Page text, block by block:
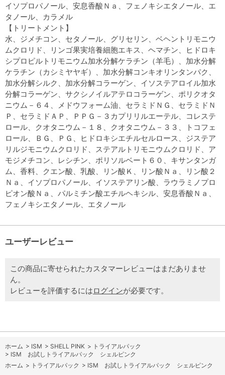
イソプロパノール、安息香酸Ｎａ、フェノキシエタノール、エ
タノール、カラメル
【トリートメント】
水、ジメチコン、セタノール、グリセリン、ベヘントリモニウ
ムクロリド、リンゴ果実培養細胞エキス、ヘマチン、ヒドロキ
シプロピルトリモニウム加水分解ケラチン（羊毛）、加水分解
ケラチン（カシミヤヤギ）、加水分解コンキオリンタンパク、
加水分解シルク、加水分解コラーゲン、イソステアロイル加水
分解コラーゲン、サクシノイルアテロコラーゲン、ポリクオタ
ニウム－６４、メドウフォーム油、セラミドＮＧ、セラミドＮ
Ｐ、セラミドＡＰ、ＰＰＧ－３カプリリルエーテル、コレステ
ロール、クオタニウム－１８、クオタニウム－３３、トコフェ
ロール、ＢＧ、ＰＧ、ヒドロキシエチルセルロース、ジステア
リルジモニウムクロリド、ステアルトリモニウムクロリド、ア
モジメチコン、レシチン、ポリソルベート６０、キサンタンガ
ム、香料、クエン酸、乳酸、リン酸Ｋ、リン酸Ｎａ、リン酸２
Ｎａ、イソプロパノール、イソステアリン酸、ラウラミノプロ
ピオン酸Ｎａ、パルミチン酸エチルヘキシル、安息香酸Ｎａ、
フェノキシエタノール、エタノール
ユーザーレビュー
この商品に寄せられたカスタマーレビューはまだありませ
ん。
レビューを評価するにはログインが必要です。
ホーム > ISM > SHELL PINK > トライアルパック
> ISM お試しトライアルパック シェルピンク
ホーム > トライアルパック > ISM お試しトライアルパック シェルピンク